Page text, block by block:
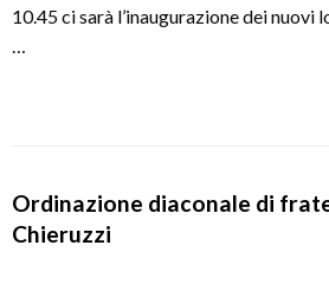
10.45 ci sarà l’inaugurazione dei nuovi
…
Ordinazione diaconale di
Chieruzzi